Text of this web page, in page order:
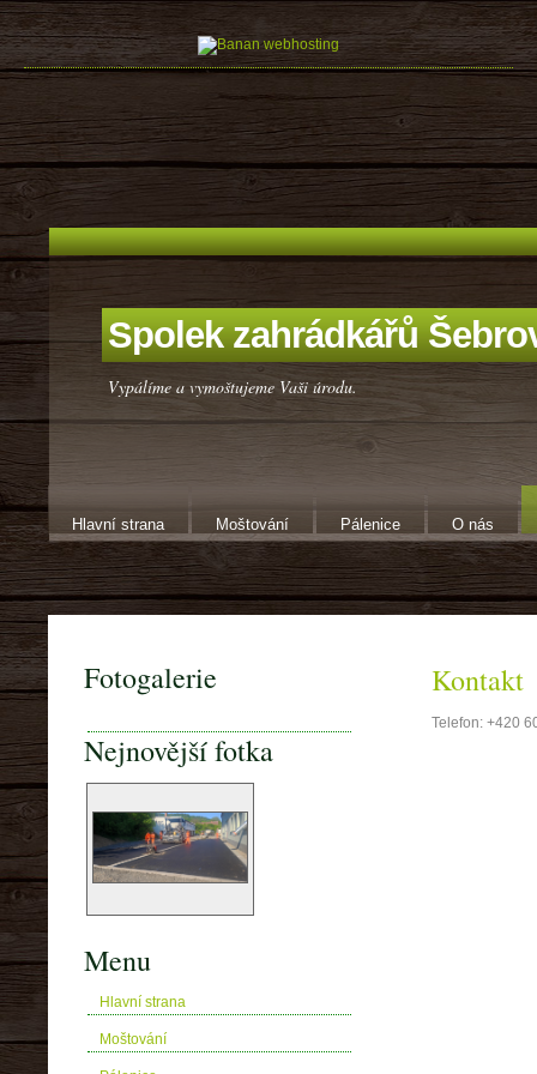
Spolek zahrádkářů
Vypálíme a vymoštujeme Vaši úrodu.
Hlavní strana Moštování Pálenice O nás
Kontakt
Telefon: +420
Fotogalerie
Nejnovější fotka
Menu
Hlavní strana
Moštování